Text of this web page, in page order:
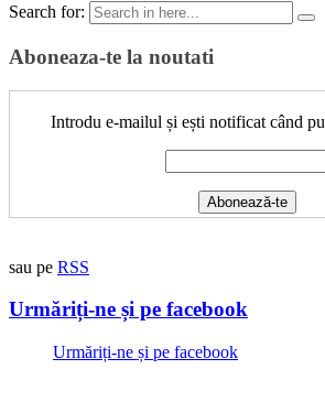
Search for:
Aboneaza-te la noutati
Introdu e-mailul și ești notificat când
sau pe RSS
Urmăriți-ne și pe facebook
Urmăriți-ne și pe facebook